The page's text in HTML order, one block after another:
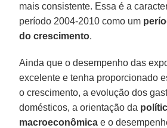
mais consistente. Essa é a
período 2004-2010 como um
do crescimento.
Ainda que o desempenho das
excelente e tenha proporcionado
o crescimento, a evolução dos
domésticos, a orientação da
macroeconômica e o